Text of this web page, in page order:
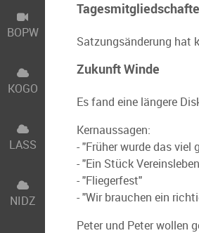
Satzungsänderung hat
Zukunft Winde
Es fand eine längere
Kernaussagen:
- "Früher wurde das viel
- "Ein Stück
- "Fliegerfest"
- "Wir brauchen ein
Peter und Peter wollen
BOPW
KOGO
LASS
NIDZ